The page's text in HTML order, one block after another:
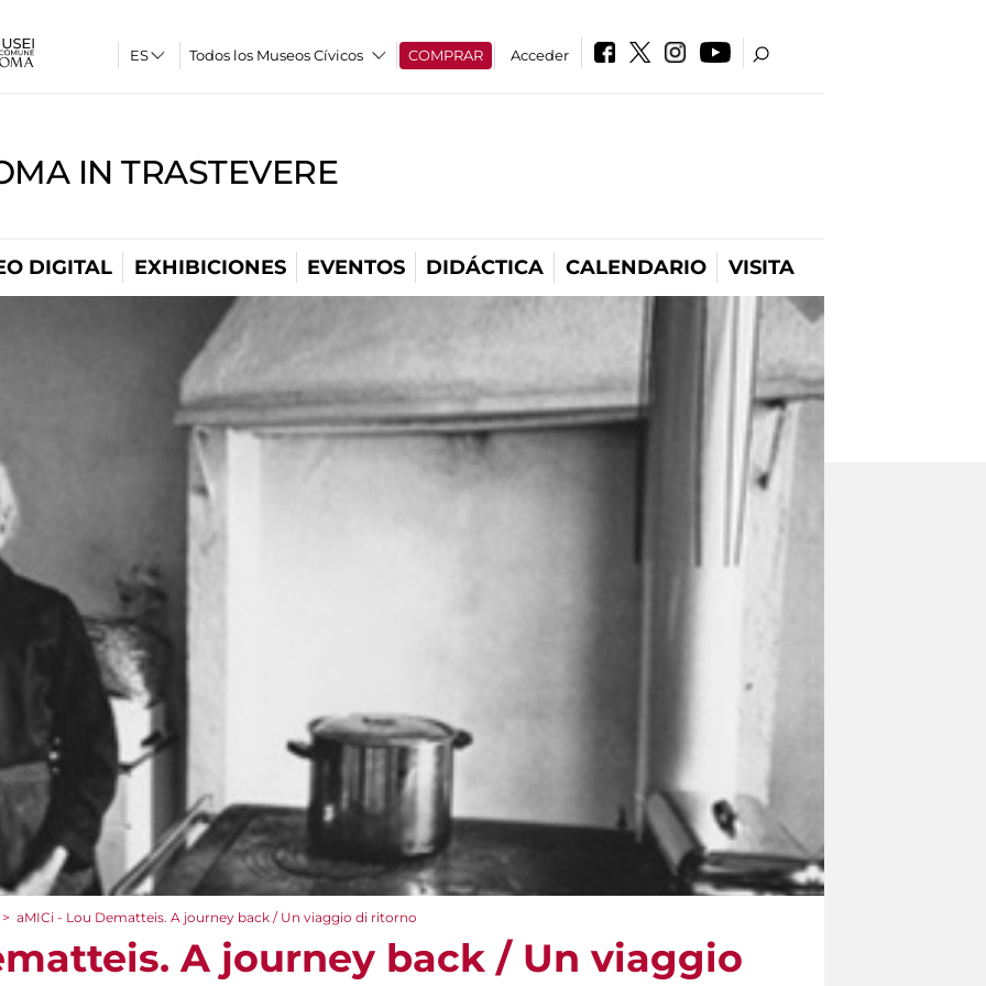
Todos los Museos Cívicos COMPRAR Acceder
IN TRASTEVERE
DIGITAL EXHIBICIONES EVENTOS DIDÁCTICA CALENDARIO VISITA
> aMICi - Lou Dematteis. A journey back / Un viaggio di ritorno
A journey back / Un viaggio